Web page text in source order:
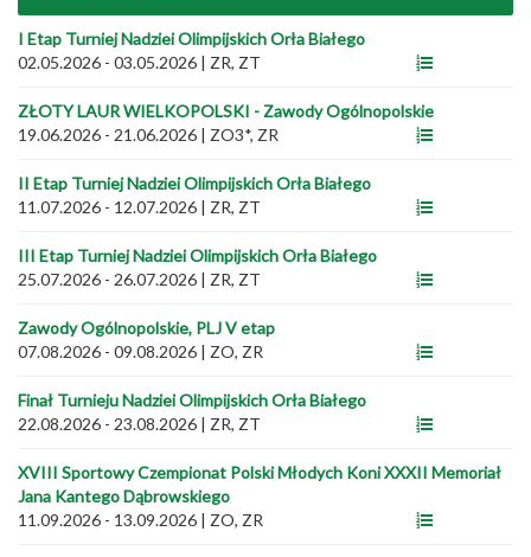
I Etap Turniej Nadziei Olimpijskich Orła Białego
02.05.2026 - 03.05.2026 | ZR, ZT
ZŁOTY LAUR WIELKOPOLSKI - Zawody Ogólnopolskie
19.06.2026 - 21.06.2026 | ZO3*, ZR
II Etap Turniej Nadziei Olimpijskich Orła Białego
11.07.2026 - 12.07.2026 | ZR, ZT
III Etap Turniej Nadziei Olimpijskich Orła Białego
25.07.2026 - 26.07.2026 | ZR, ZT
Zawody Ogólnopolskie, PLJ V etap
07.08.2026 - 09.08.2026 | ZO, ZR
Finał Turnieju Nadziei Olimpijskich Orła Białego
22.08.2026 - 23.08.2026 | ZR, ZT
XVIII Sportowy Czempionat Polski Młodych Koni XXXII Memoriał
Jana Kantego Dąbrowskiego
11.09.2026 - 13.09.2026 | ZO, ZR